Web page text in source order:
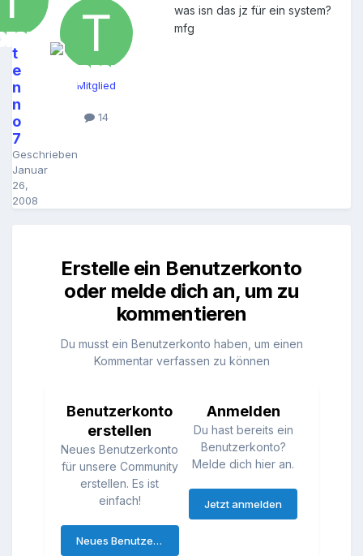
t
e
n
n
o
7
Geschrieben
Januar
26,
2008
Mitglied
14
was isn das jz für ein system?
mfg
Erstelle ein Benutzerkonto
oder melde dich an, um zu
kommentieren
Du musst ein Benutzerkonto haben, um einen
Kommentar verfassen zu können
Benutzerkonto
erstellen
Neues Benutzerkonto
für unsere Community
erstellen. Es ist
einfach!
Neues Benutzerkonto erstellen
Anmelden
Du hast bereits ein
Benutzerkonto?
Melde dich hier an.
Jetzt anmelden